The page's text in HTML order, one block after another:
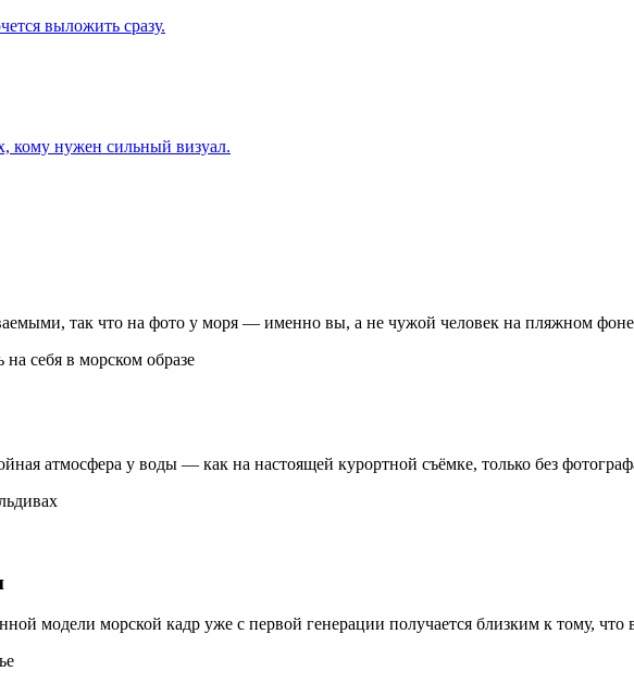
выложить сразу.
кому нужен сильный визуал.
так что на фото у моря — именно вы, а не чужой человек на пляжном
атмосфера у воды — как на настоящей курортной съёмке, только без
модели морской кадр уже с первой генерации получается близким к тому, что